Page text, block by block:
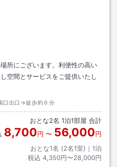
所にございます。利便性の高い
空間とサービスをご提供いたし
口出口→徒歩約６分
おとな2名 1泊1部屋 合計
8,700円 〜 56,000円
おとな1名 (2名1室)｜ 1泊
税込 4,350円〜28,000円